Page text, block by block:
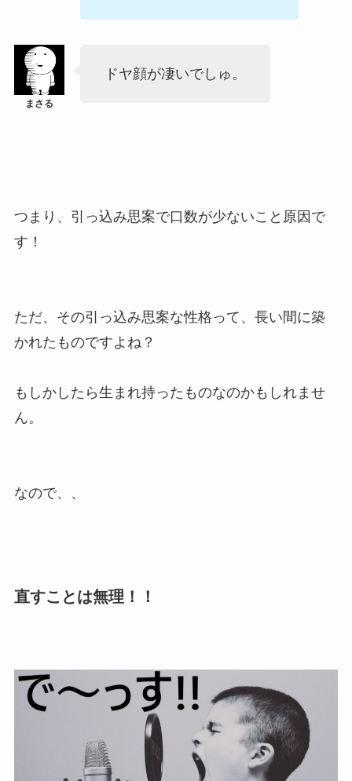
ドヤ顔が凄いでしゅ。
つまり、引っ込み思案で口数が少ないこと原因で
す！
ただ、その引っ込み思案な性格って、長い間に築
かれたものですよね？
もしかしたら生まれ持ったものなのかもしれませ
ん。
なので、、
直すことは無理！！